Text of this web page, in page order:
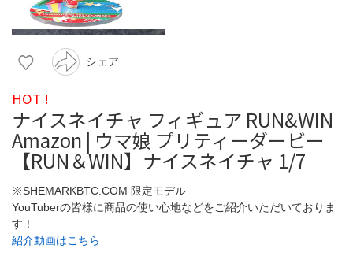
シェア
HOT !
ナイスネイチャ フィギュア RUN&WIN
Amazon | ウマ娘 プリティーダービー
【RUN＆WIN】ナイスネイチャ 1/7
※SHEMARKBTC.COM 限定モデル
YouTuberの皆様に商品の使い心地などをご紹介いただいておりま
す！
紹介動画はこちら